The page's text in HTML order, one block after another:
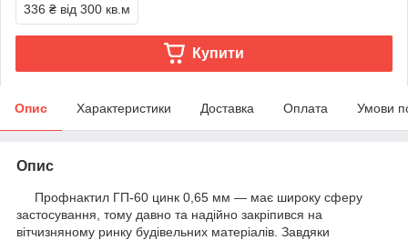
336 ₴ від 300 кв.м
Купити
Опис Характеристики Доставка Оплата Умови
Опис
Профнактил ГП-60 цинк 0,65 мм — має широку сферу
застосування, тому давно та надійно закріпився на
вітчизняному ринку будівельних матеріалів. Завдяки